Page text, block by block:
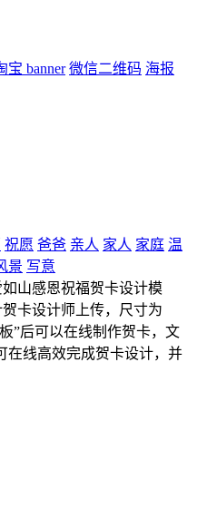
宝 banner 微信二维码 海报
祝愿 爸爸 亲人 家人 家庭 温
景 写意
山感恩祝福贺卡设计模
卡设计师上传，尺寸为
”后可以在线制作贺卡，文
在线高效完成贺卡设计，并